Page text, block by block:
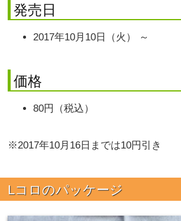
発売日
2017年10月10日（火） ～
価格
80円（税込）
※2017年10月16日までは10円引き
Lコロのパッケージ